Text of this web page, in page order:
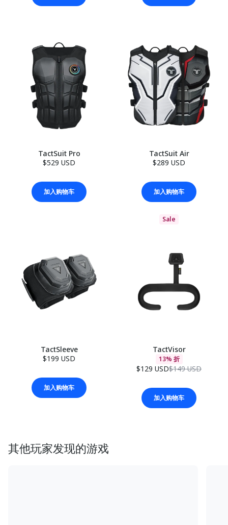
TactSuit Pro
$529 USD
加入购物车
TactSuit Air
$289 USD
加入购物车
TactSleeve
$199 USD
加入购物车
Sale
TactVisor
13% 折
$129 USD$149 USD
加入购物车
其他玩家发现的游戏